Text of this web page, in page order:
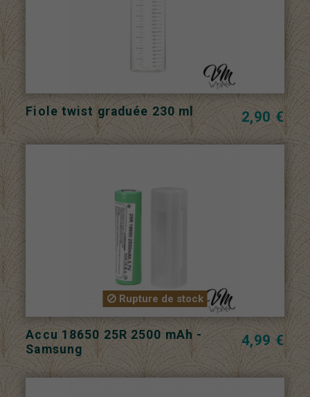
Fiole twist graduée 230 ml 2,90 €
Rupture de stock
Accu 18650 25R 2500 mAh -
Samsung
4,99 €